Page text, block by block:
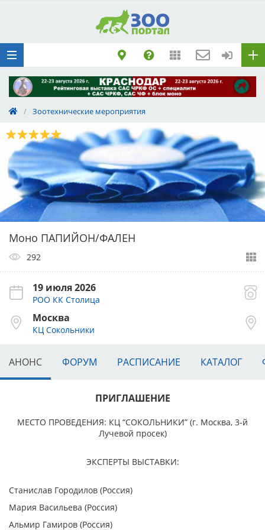
/ Зоотехнические мероприятия
Моно ПАПИЙОН/ФАЛЕН
292
19 июля 2026
РОО КК Столица
Москва
КЦ Сокольники
АНОНС ФОРУМ РАСПИСАНИЕ КАТАЛОГ
ПРИГЛАШЕНИЕ
МЕСТО ПРОВЕДЕНИЯ: КЦ “СОКОЛЬНИКИ” (г. Москва, 3-й
Лучевой просек)
ЭКСПЕРТЫ ВЫСТАВКИ:
Станислав Городилов (Россия)
Мария Васильева (Россия)
Альмир Гамиров (Россия)
метрики
Поездку
Обращение